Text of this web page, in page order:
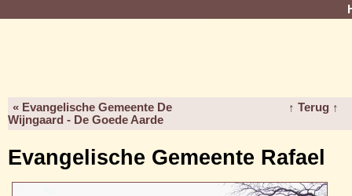
« Evangelische Gemeente De
Wijngaard - De Goede Aarde
↑ Terug ↑
Evangelische Gemeente Rafael